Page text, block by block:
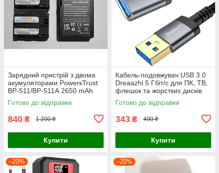
Зарядний пристрій з двома
акумуляторами PowerкTrust
BP-511/BP-511А 2650 mAh
для фотоапаратів Canon
(BP511-A)
Готово до відправки
840 ₴ 1 200 ₴
Купити
Кабель-подовжувач USB 3.0
Dreaazhi 5 Гбіт/с для ПК, ТВ,
флешок та жорстких дисків
Готово до відправки
343 ₴ 490 ₴
Купити
–20% –20%